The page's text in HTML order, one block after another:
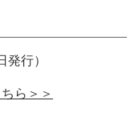
発行）
ら＞＞